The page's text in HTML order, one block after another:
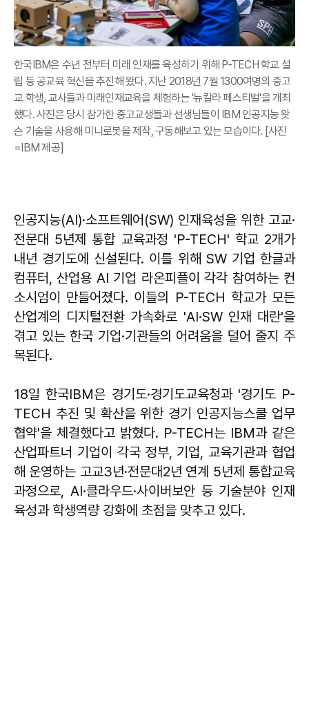
한국IBM은 수년 전부터 미래 인재를 육성하기 위해 P-TECH 학교 설
립 등 공교육 혁신을 추진해 왔다. 지난 2018년 7월 1300여명의 중고
교 학생, 교사들과 미래인재교육을 체험하는 '뉴칼라 페스티벌'을 개최
했다. 사진은 당시 참가한 중고교생들과 선생님들이 IBM 인공지능 왓
슨 기술을 사용해 미니로봇을 제작, 구동해보고 있는 모습이다. [사진
=IBM 제공]
인공지능(AI)·소프트웨어(SW) 인재육성을 위한 고교·
전문대 5년제 통합 교육과정 'P-TECH' 학교 2개가
내년 경기도에 신설된다. 이를 위해 SW 기업 한글과
컴퓨터, 산업용 AI 기업 라온피플이 각각 참여하는 컨
소시엄이 만들어졌다. 이들의 P-TECH 학교가 모든
산업계의 디지털전환 가속화로 'AI·SW 인재 대란'을
겪고 있는 한국 기업·기관들의 어려움을 덜어 줄지 주
목된다.
18일 한국IBM은 경기도·경기도교육청과 '경기도 P-
TECH 추진 및 확산을 위한 경기 인공지능스쿨 업무
협약'을 체결했다고 밝혔다. P-TECH는 IBM과 같은
산업파트너 기업이 각국 정부, 기업, 교육기관과 협업
해 운영하는 고교3년·전문대2년 연계 5년제 통합교육
과정으로, AI·클라우드·사이버보안 등 기술분야 인재
육성과 학생역량 강화에 초점을 맞추고 있다.